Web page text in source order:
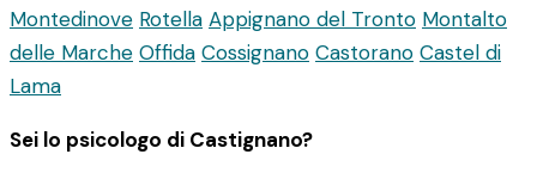
Montedinove Rotella Appignano del Tronto Montalto
delle Marche Offida Cossignano Castorano Castel di
Lama
Sei lo psicologo di Castignano?